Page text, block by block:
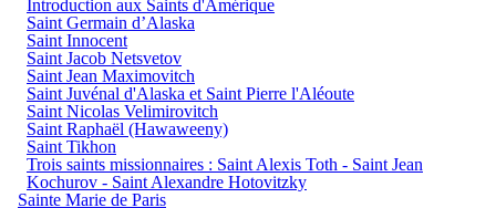
Introduction aux Saints d'Amérique
Saint Germain d’Alaska
Saint Innocent
Saint Jacob Netsvetov
Saint Jean Maximovitch
Saint Juvénal d'Alaska et Saint Pierre l'Aléoute
Saint Nicolas Velimirovitch
Saint Raphaël (Hawaweeny)
Saint Tikhon
Trois saints missionnaires : Saint Alexis Toth - Saint Jean
Kochurov - Saint Alexandre Hotovitzky
Sainte Marie de Paris